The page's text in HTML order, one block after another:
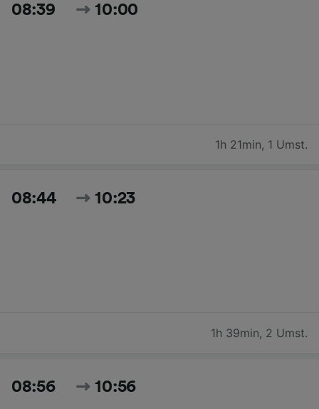
08:39 10:00
1h 21min, 1 Umst.
08:44 10:23
1h 39min, 2 Umst.
08:56 10:56